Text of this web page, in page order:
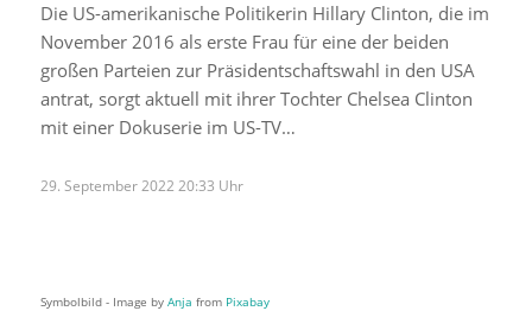
Die US-amerikanische Politikerin Hillary Clinton, die im
November 2016 als erste Frau für eine der beiden
großen Parteien zur Präsidentschaftswahl in den USA
antrat, sorgt aktuell mit ihrer Tochter Chelsea Clinton
mit einer Dokuserie im US-TV…
29. September 2022 20:33 Uhr
Symbolbild - Image by Anja from Pixabay